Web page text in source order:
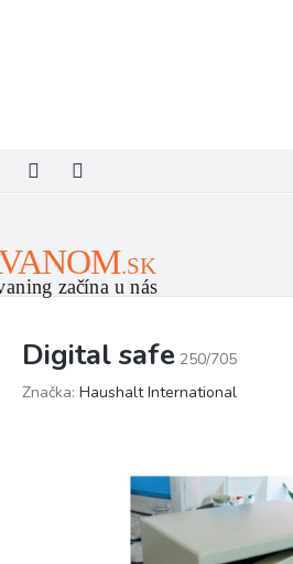
Digital safe 250/705
Značka: Haushalt International